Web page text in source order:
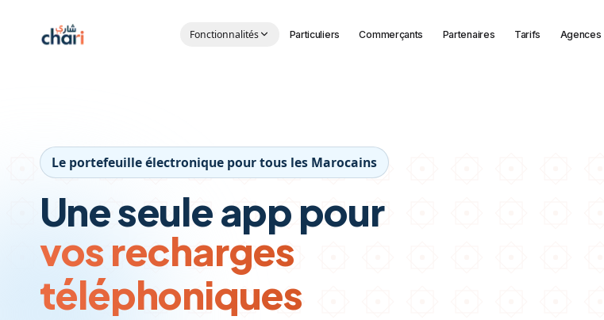
Fonctionnalités Particuliers Commerçants Partenaires Tarifs Agences
Le portefeuille électronique pour tous les Marocains
Une seule app pour
vos recharges
téléphoniques